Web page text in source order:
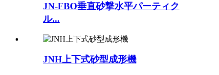
JN-FBO垂直砂撃水平パーティク
ル...
JNH上下式砂型成形機